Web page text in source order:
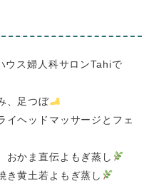
ウス婦人科サロンTahiで
、足つぼ
イヘッドマッサージとフェ
おかま直伝よもぎ蒸し
き黄土若よもぎ蒸し